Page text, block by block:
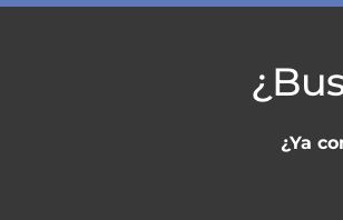
¿Ya